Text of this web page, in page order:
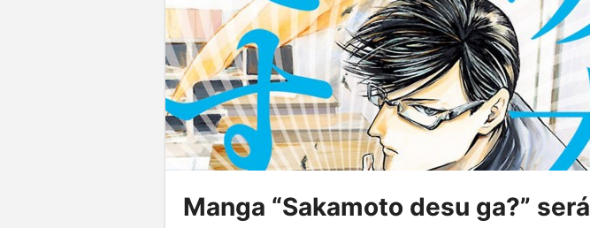
Manga “Sakamoto desu ga?” será